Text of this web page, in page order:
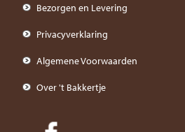
Bezorgen en Levering
Privacyverklaring
Algemene Voorwaarden
Over 't Bakkertje